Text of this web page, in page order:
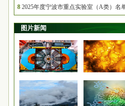
8 2025年度宁波市重点实验室（A类）名
图片新闻